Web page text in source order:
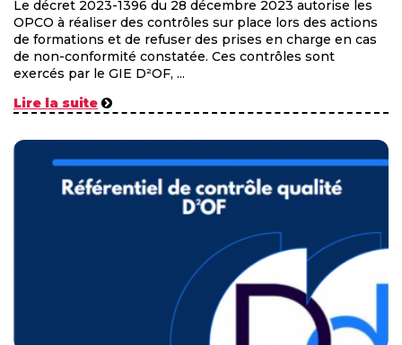
Le décret 2023-1396 du 28 décembre 2023 autorise les
OPCO à réaliser des contrôles sur place lors des actions
de formations et de refuser des prises en charge en cas
de non-conformité constatée. Ces contrôles sont
exercés par le GIE D²OF, ...
Lire la suite